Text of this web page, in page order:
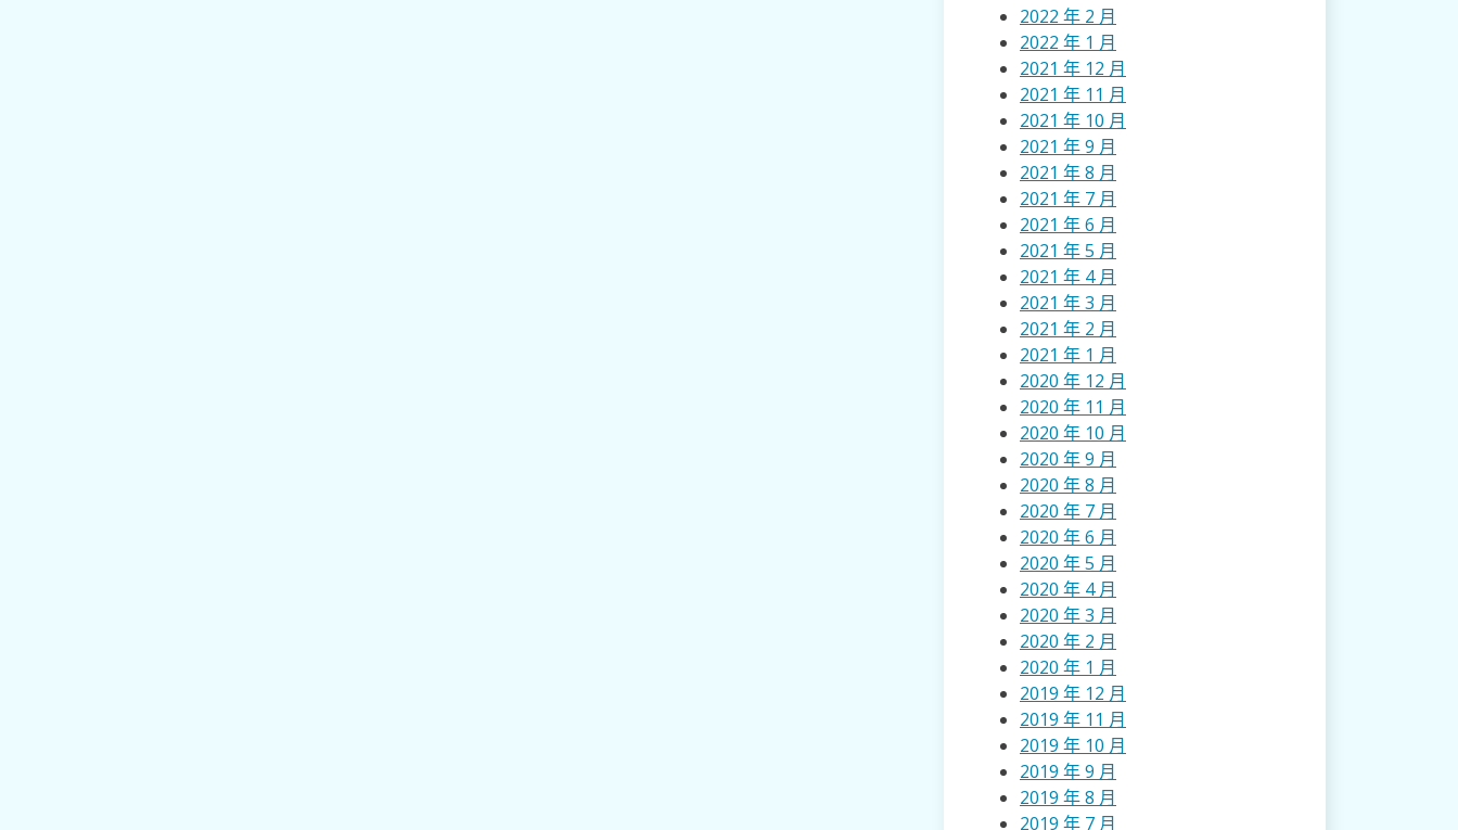
2022 年 2 月
2022 年 1 月
2021 年 12 月
2021 年 11 月
2021 年 10 月
2021 年 9 月
2021 年 8 月
2021 年 7 月
2021 年 6 月
2021 年 5 月
2021 年 4 月
2021 年 3 月
2021 年 2 月
2021 年 1 月
2020 年 12 月
2020 年 11 月
2020 年 10 月
2020 年 9 月
2020 年 8 月
2020 年 7 月
2020 年 6 月
2020 年 5 月
2020 年 4 月
2020 年 3 月
2020 年 2 月
2020 年 1 月
2019 年 12 月
2019 年 11 月
2019 年 10 月
2019 年 9 月
2019 年 8 月
2019 年 7 月